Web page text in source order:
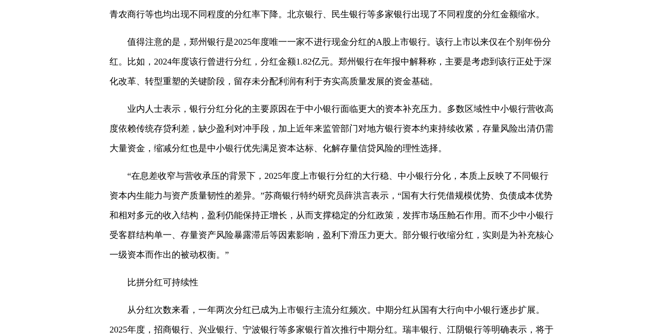
青农商行等也均出现不同程度的分红率下降。北京银行、民生银行等多家银行出现了不同程度的分红金额缩水。
值得注意的是，郑州银行是2025年度唯一一家不进行现金分红的A股上市银行。该行上市以来仅在个别年份分
红。比如，2024年度该行曾进行分红，分红金额1.82亿元。郑州银行在年报中解释称，主要是考虑到该行正处于深
化改革、转型重塑的关键阶段，留存未分配利润有利于夯实高质量发展的资金基础。
业内人士表示，银行分红分化的主要原因在于中小银行面临更大的资本补充压力。多数区域性中小银行营收高
度依赖传统存贷利差，缺少盈利对冲手段，加上近年来监管部门对地方银行资本约束持续收紧，存量风险出清仍需
大量资金，缩减分红也是中小银行优先满足资本达标、化解存量信贷风险的理性选择。
“在息差收窄与营收承压的背景下，2025年度上市银行分红的大行稳、中小银行分化，本质上反映了不同银行
资本内生能力与资产质量韧性的差异。”苏商银行特约研究员薛洪言表示，“国有大行凭借规模优势、负债成本优势
和相对多元的收入结构，盈利仍能保持正增长，从而支撑稳定的分红政策，发挥市场压舱石作用。而不少中小银行
受客群结构单一、存量资产风险暴露滞后等因素影响，盈利下滑压力更大。部分银行收缩分红，实则是为补充核心
一级资本而作出的被动权衡。”
比拼分红可持续性
从分红次数来看，一年两次分红已成为上市银行主流分红频次。中期分红从国有大行向中小银行逐步扩展。
2025年度，招商银行、兴业银行、宁波银行等多家银行首次推行中期分红。瑞丰银行、江阴银行等明确表示，将于